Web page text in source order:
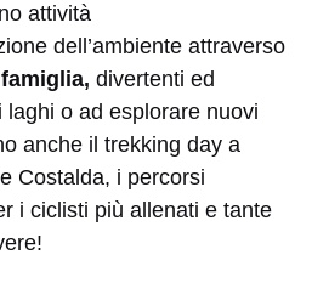
attività
dell’ambiente attraverso
divertenti ed
o ad esplorare nuovi
anche il trekking day a
Costalda, i percorsi
i ciclisti più allenati e tante